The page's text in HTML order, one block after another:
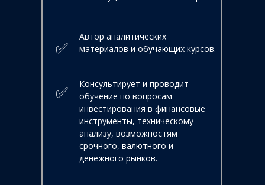
Консультирует и проводит
обучение по вопросам
инвестирования в финансовые
инструменты, техническому
анализу, возможностям
срочного, валютного и
денежного рынков.
Автор аналитических
материалов и обучающих курсов.
✅
✅